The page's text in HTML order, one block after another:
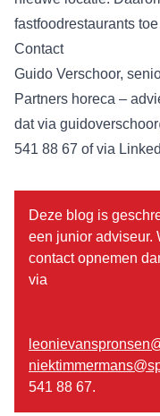
fastfoodrestaurants
Contact
Guido Verschoor,
Partners horeca –
dat via
541 88 67 of via
Deze blog is
een junior adviseur.
contact opnemen
via
541 88 67.